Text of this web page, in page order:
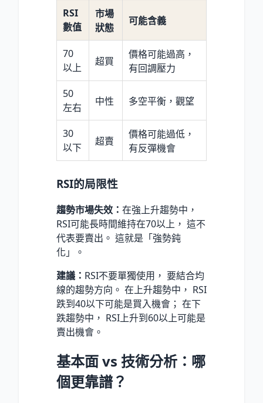
RSI
數值
市場
狀態
可能含義
70
以上
超買
價格可能過高，
有回調壓力
50
左右
中性 多空平衡，觀望
30
以下
超賣
價格可能過低，
有反彈機會
RSI的局限性
趨勢市場失效： 在強上升趨勢中，
RSI可能長時間維持在70以上， 這不
代表要賣出。 這就是「強勢鈍
化」。
建議： RSI不要單獨使用， 要結合均
線的趨勢方向。 在上升趨勢中， RSI
跌到40以下可能是買入機會； 在下
跌趨勢中， RSI上升到60以上可能是
賣出機會。
基本面 vs 技術分析：哪
個更靠譜？